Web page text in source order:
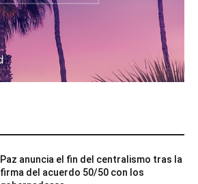
Paz anuncia el fin del centralismo tras la
firma del acuerdo 50/50 con los